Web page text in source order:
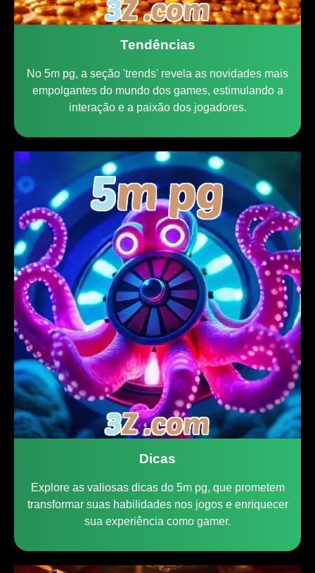
Tendências
No 5m pg, a seção 'trends' revela as novidades mais
empolgantes do mundo dos games, estimulando a
interação e a paixão dos jogadores.
Dicas
Explore as valiosas dicas do 5m pg, que prometem
transformar suas habilidades nos jogos e enriquecer
sua experiência como gamer.